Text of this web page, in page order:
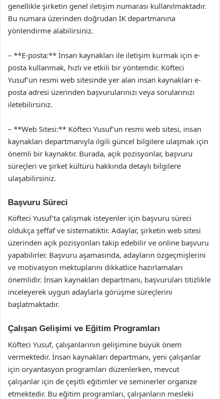
genellikle şirketin genel iletişim numarası kullanılmaktadır.
Bu numara üzerinden doğrudan İK departmanına
yönlendirme alabilirsiniz.
– **E-posta:** İnsan kaynakları ile iletişim kurmak için e-
posta kullanmak, hızlı ve etkili bir yöntemdir. Köfteci
Yusuf’un resmi web sitesinde yer alan insan kaynakları e-
posta adresi üzerinden başvurularınızı veya sorularınızı
iletebilirsiniz.
– **Web Sitesi:** Köfteci Yusuf’un resmi web sitesi, insan
kaynakları departmanıyla ilgili güncel bilgilere ulaşmak için
önemli bir kaynaktır. Burada, açık pozisyonlar, başvuru
süreçleri ve şirket kültürü hakkında detaylı bilgilere
ulaşabilirsiniz.
Başvuru Süreci
Köfteci Yusuf’ta çalışmak isteyenler için başvuru süreci
oldukça şeffaf ve sistematiktir. Adaylar, şirketin web sitesi
üzerinden açık pozisyonları takip edebilir ve online başvuru
yapabilirler. Başvuru aşamasında, adayların özgeçmişlerini
ve motivasyon mektuplarını dikkatlice hazırlamaları
önemlidir. İnsan kaynakları departmanı, başvuruları titizlikle
inceleyerek uygun adaylarla görüşme süreçlerini
başlatmaktadır.
Çalışan Gelişimi ve Eğitim Programları
Köfteci Yusuf, çalışanlarının gelişimine büyük önem
vermektedir. İnsan kaynakları departmanı, yeni çalışanlar
için oryantasyon programları düzenlerken, mevcut
çalışanlar için de çeşitli eğitimler ve seminerler organize
etmektedir. Bu eğitim programları, çalışanların mesleki